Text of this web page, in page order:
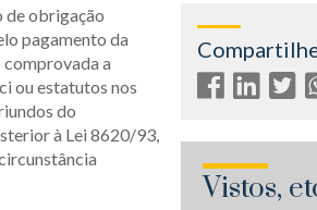
de obrigação
pagamento da
comprovada a
ou estatutos nos
do
à Lei 8620/93,
Vistos,